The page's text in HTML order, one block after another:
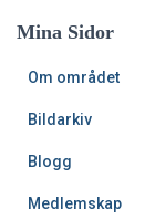
Mina Sidor
Om området
Bildarkiv
Blogg
Medlemskap